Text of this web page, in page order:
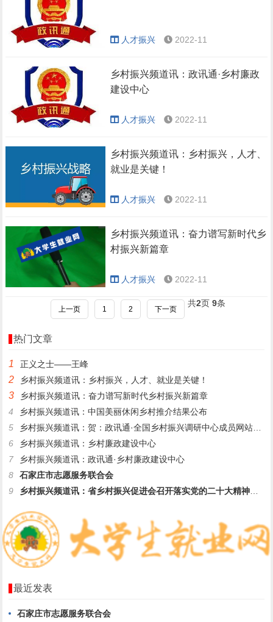
人才振兴 2022-11
乡村振兴频道讯：政讯通·乡村廉政
建设中心
人才振兴 2022-11
乡村振兴频道讯：乡村振兴，人才、
就业是关键！
人才振兴 2022-11
乡村振兴频道讯：奋力谱写新时代乡
村振兴新篇章
人才振兴 2022-11
上一页 1 2 下一页
共2页 9条
热门文章
1 正义之士——王峰
2 乡村振兴频道讯：乡村振兴，人才、就业是关键！
3
乡村振兴频道讯：奋力谱写新时代乡村振兴新篇章
4
乡村振兴频道讯：中国美丽休闲乡村推介结果公布
5
乡村振兴频道讯：贺：政讯通·全国乡村振兴调研中心成员网站—村
6
乡村振兴频道讯：乡村廉政建设中心
7
乡村振兴频道讯：政讯通·乡村廉政建设中心
8
石家庄市志愿服务联合会
9
乡村振兴频道讯：省乡村振兴促进会召开落实党的二十大精神座谈会
最近发表
石家庄市志愿服务联合会